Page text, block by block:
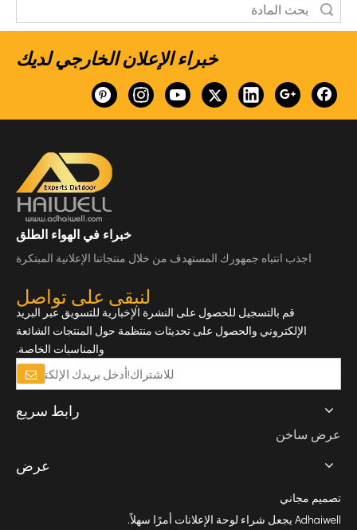
خبراء الإعلان الخارجي لديك
خبراء في الهواء الطلق
اجذب انتباه جمهورك المستهدف من خلال منتجاتنا الإعلانية المبتكرة
لنبقى على تواصل
قم بالتسجيل للحصول على النشرة الإخبارية للتسويق عبر البريد
الإلكتروني والحصول على تحديثات منتظمة حول المنتجات الشائعة
والمناسبات الخاصة.
رابط سريع
عرض ساخن
عرض
تصميم مجاني
Adhaiwell يجعل شراء لوحة الإعلانات أمرًا سهلاً.